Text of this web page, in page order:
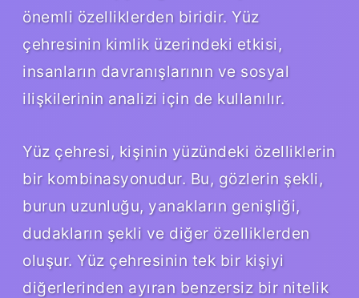
önemli özelliklerden biridir. Yüz
çehresinin kimlik üzerindeki etkisi,
insanların davranışlarının ve sosyal
ilişkilerinin analizi için de kullanılır.
Yüz çehresi, kişinin yüzündeki özelliklerin
bir kombinasyonudur. Bu, gözlerin şekli,
burun uzunluğu, yanakların genişliği,
dudakların şekli ve diğer özelliklerden
oluşur. Yüz çehresinin tek bir kişiyi
diğerlerinden ayıran benzersiz bir nitelik